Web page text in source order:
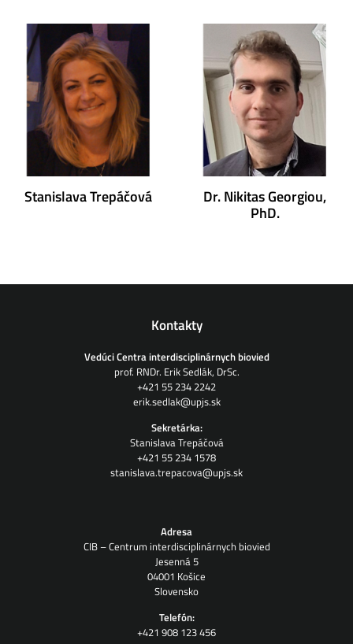
Stanislava Trepáčová Dr. Nikitas Georgiou,
PhD.
Kontakty
Vedúci Centra interdisciplinárnych biovied
prof. RNDr. Erik Sedlák, DrSc.
+421 55 234 2242
erik.sedlak@upjs.sk
Sekretárka:
Stanislava Trepáčová
+421 55 234 1578
stanislava.trepacova@upjs.sk
Adresa
CIB – Centrum interdisciplinárnych biovied
Jesenná 5
04001 Košice
Slovensko
Telefón:
+421 908 123 456